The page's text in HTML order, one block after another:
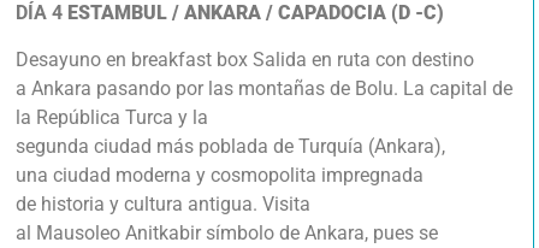
DÍA 4 ESTAMBUL / ANKARA / CAPADOCIA (D -C)
Desayuno en breakfast box Salida en ruta con destino
a Ankara pasando por las montañas de Bolu. La capital de
la República Turca y la
segunda ciudad más poblada de Turquía (Ankara),
una ciudad moderna y cosmopolita impregnada
de historia y cultura antigua. Visita
al Mausoleo Anitkabir símbolo de Ankara, pues se